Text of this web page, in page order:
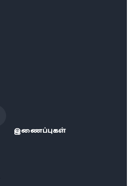
இணைப்புகள்